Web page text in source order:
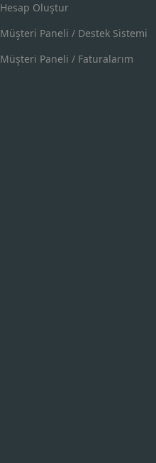
Hesap Oluştur
Müşteri Paneli / Destek Sistemi
Müşteri Paneli / Faturalarım